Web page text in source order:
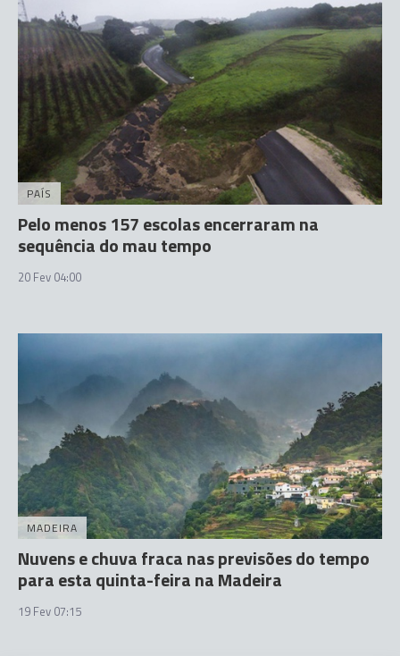
PAÍS
Pelo menos 157 escolas encerraram na
sequência do mau tempo
20 Fev 04:00
MADEIRA
Nuvens e chuva fraca nas previsões do tempo
para esta quinta-feira na Madeira
19 Fev 07:15